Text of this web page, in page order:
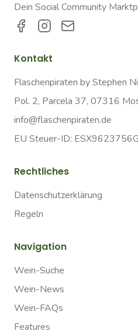
Dein Social Community
Kontakt
Flaschenpiraten by Stephen
Pol. 2, Parcela 37, 07316
info@flaschenpiraten.de
EU Steuer-ID: ESX9623756G
Rechtliches
Datenschutzerklärung
Regeln
Navigation
Wein-Suche
Wein-News
Wein-FAQs
Features